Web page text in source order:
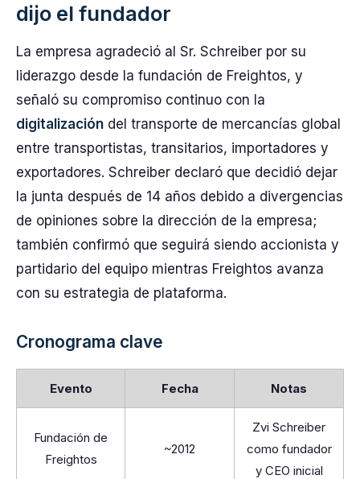
dijo el fundador
La empresa agradeció al Sr. Schreiber por su
liderazgo desde la fundación de Freightos, y
señaló su compromiso continuo con la
digitalización del transporte de mercancías global
entre transportistas, transitarios, importadores y
exportadores. Schreiber declaró que decidió dejar
la junta después de 14 años debido a divergencias
de opiniones sobre la dirección de la empresa;
también confirmó que seguirá siendo accionista y
partidario del equipo mientras Freightos avanza
con su estrategia de plataforma.
Cronograma clave
Evento Fecha Notas
Fundación de
Freightos
~2012
Zvi Schreiber
como fundador
y CEO inicial